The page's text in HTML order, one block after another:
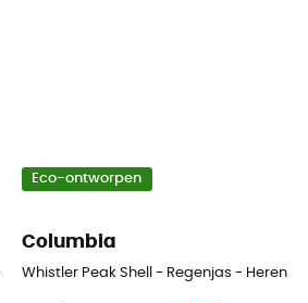
Fleecevest - Dames
Eco-ontworpen
Columbia
Whistler Peak Shell - Regenjas - Heren